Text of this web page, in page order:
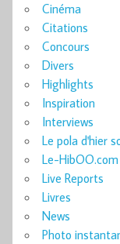
Cinéma
Citations
Concours
Divers
Highlights
Inspiration
Interviews
Le pola d'hier
Le-HibOO.com
Live Reports
Livres
News
Photo